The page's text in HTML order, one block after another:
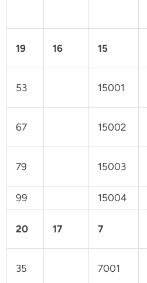
19 16 15
53 15001
67 15002
79 15003
99 15004
20 17 7
35 7001